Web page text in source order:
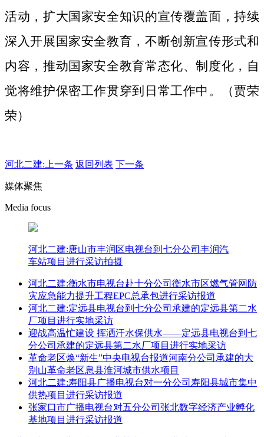
活动，扩大国家安全知识的宣传覆盖面，持续
深入开展国家安全教育，不断创新宣传形式和
内容，推动国家安全教育常态化、制度化，自
觉将维护保密工作贯穿到日常工作中。（贾荣
荣）
河北二建: 上一条 返回列表 下一条
媒体聚焦
Media focus
河北二建:唐山市丰润区电视台到七分公司丰润汽
车站项目进行采访拍摄
河北二建:衡水市电视台赴十分公司衡水市区燃气管网防
灾应急能力提升工程EPC总承包进行采访报道
河北二建:定远县电视台到七分公司承建的定远县第二水
厂项目进行实地采访
迎战高温忙建设 挥洒汗水保供水——定远县电视台到七
分公司承建的定远县第二水厂项目进行实地采访
革命老区焕“新生”中央电视台报道河南分公司承建的大
别山革命老区息县淮河城市供水项目
河北二建:寿阳县广播电视台对一分公司寿阳县城市集中
供热项目进行采访报道
张家口市广播电视台对五分公司张北数字经济产业孵化
基地项目进行采访报道